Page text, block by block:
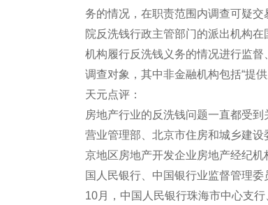
务的情况，在职责范围内调查可疑
院反洗钱行政主管部门的派出机构
机构履行反洗钱义务的情况进行监
调查对象，其中非金融机构包括“提
天元点评：
房地产行业的反洗钱问题一直都受
营业管理部、北京市住房和城乡建
京地区房地产开发企业房地产经纪
国人民银行、中国银行业监督管理
10月，中国人民银行珠海市中心支